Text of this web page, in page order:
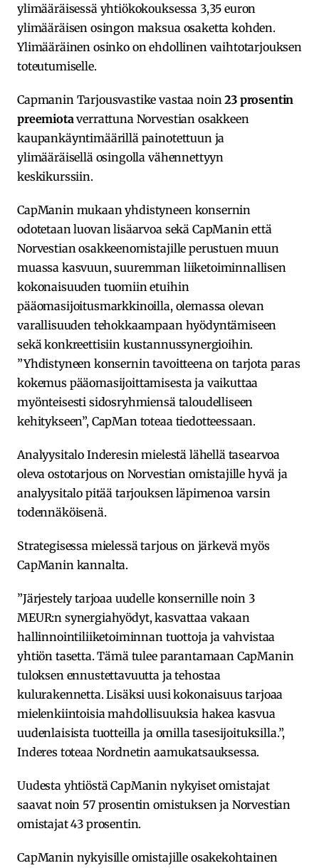
ylimääräisessä yhtiökokouksessa 3,35 euron
ylimääräisen osingon maksua osaketta kohden.
Ylimääräinen osinko on ehdollinen vaihtotarjouksen
toteutumiselle.
Capmanin Tarjousvastike vastaa noin23 prosentin
preemiota verrattuna Norvestian osakkeen
kaupankäyntimäärillä painotettuun ja
ylimääräisellä osingolla vähennettyyn
keskikurssiin.
CapManin mukaan yhdistyneen konsernin
odotetaan luovan lisäarvoa sekä CapManin että
Norvestian osakkeenomistajille perustuen muun
muassa kasvuun, suuremman liiketoiminnallisen
kokonaisuuden tuomiin etuihin
pääomasijoitusmarkkinoilla, olemassa olevan
varallisuuden tehokkaampaan hyödyntämiseen
sekä konkreettisiin kustannussynergioihin.
”Yhdistyneen konsernin tavoitteena on tarjota paras
kokemus pääomasijoittamisesta ja vaikuttaa
myönteisesti sidosryhmiensä taloudelliseen
kehitykseen”, CapMan toteaa tiedotteessaan.
Analyysitalo Inderesin mielestä lähellä tasearvoa
oleva ostotarjous on Norvestian omistajille hyvä ja
analyysitalo pitää tarjouksen läpimenoa varsin
todennäköisenä.
Strategisessa mielessä tarjous on järkevä myös
CapManin kannalta.
”Järjestely tarjoaa uudelle konsernille noin 3
MEUR:n synergiahyödyt, kasvattaa vakaan
hallinnointiliiketoiminnan tuottoja ja vahvistaa
yhtiön tasetta. Tämä tulee parantamaan CapManin
tuloksen ennustettavuutta ja tehostaa
kulurakennetta. Lisäksi uusi kokonaisuus tarjoaa
mielenkiintoisia mahdollisuuksia hakea kasvua
uudenlaisista tuotteilla ja omilla tasesijoituksilla.”,
Inderes toteaa Nordnetin aamukatsauksessa.
Uudesta yhtiöstä CapManin nykyiset omistajat
saavat noin 57 prosentin omistuksen ja Norvestian
omistajat 43 prosentin.
CapManin nykyisille omistajille osakekohtainen